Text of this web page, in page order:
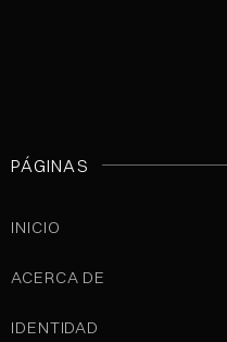
PÁGINAS
INICIO
ACERCA DE
IDENTIDAD